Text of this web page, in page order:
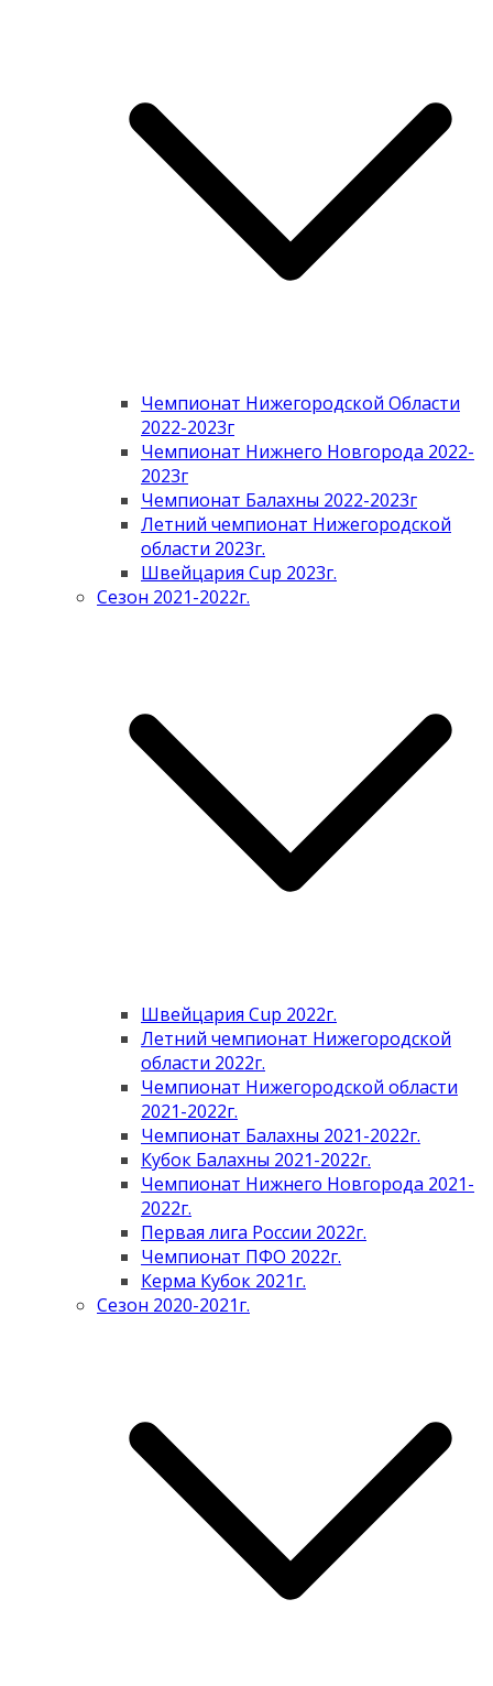
Чемпионат Нижегородской Области
2022-2023г
Чемпионат Нижнего Новгорода 2022-
2023г
Чемпионат Балахны 2022-2023г
Летний чемпионат Нижегородской
области 2023г.
Швейцария Cup 2023г.
Сезон 2021-2022г.
Швейцария Cup 2022г.
Летний чемпионат Нижегородской
области 2022г.
Чемпионат Нижегородской области
2021-2022г.
Чемпионат Балахны 2021-2022г.
Кубок Балахны 2021-2022г.
Чемпионат Нижнего Новгорода 2021-
2022г.
Первая лига России 2022г.
Чемпионат ПФО 2022г.
Керма Кубок 2021г.
Сезон 2020-2021г.